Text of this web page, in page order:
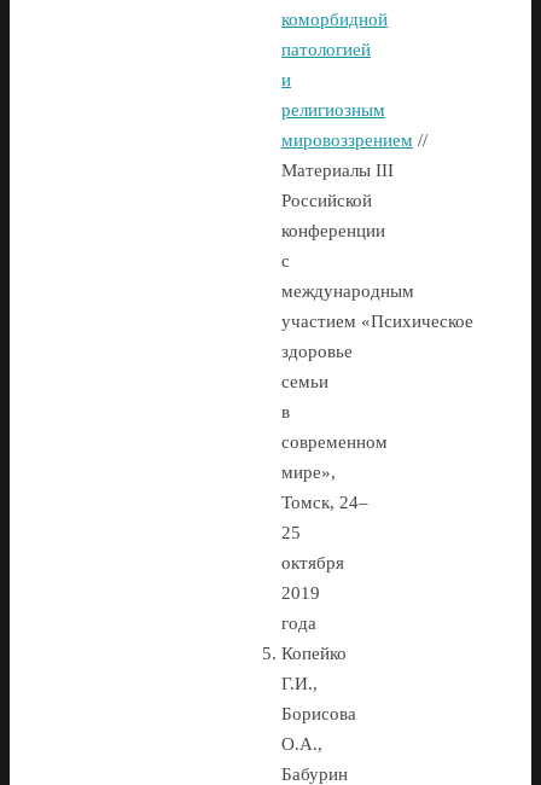
коморбидной
патологией
и
религиозным
мировоззрением //
Материалы III
Российской
конференции
с
международным
участием «Психическое
здоровье
семьи
в
современном
мире»,
Томск, 24–
25
октября
2019
года
Копейко
Г.И.,
Борисова
О.А.,
Бабурин